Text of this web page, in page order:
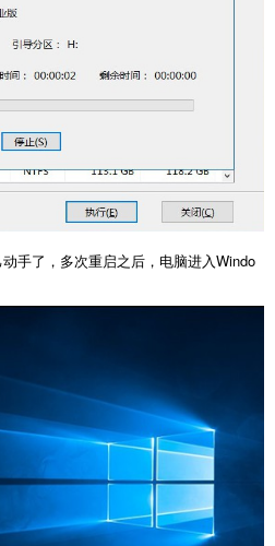
手了，多次重启之后，电脑进入Windo